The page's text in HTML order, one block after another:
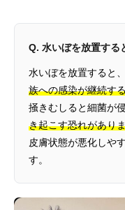
Q. 水いぼを放置する
水いぼを放置すると、
族への感染が継続す
掻きむしると細菌が
き起こす恐れがあり
皮膚状態が悪化しや
す。